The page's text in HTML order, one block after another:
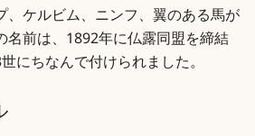
、ケルビム、ニンフ、翼のある馬が
前は、1892年に仏露同盟を締結
にちなんで付けられました。